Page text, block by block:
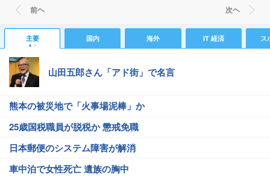
前ヘ 次ヘ
主要 国内 海外 IT 経済 ス
山田五郎さん「アド街」で名言
熊本の被災地で「火事場泥棒」か
25歳国税職員が脱税か 懲戒免職
日本郵便のシステム障害が解消
車中泊で女性死亡 遺族の胸中